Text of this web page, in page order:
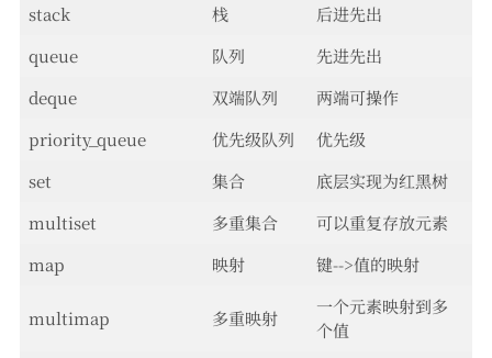
stack
栈
后进先出
queue
队列
先进先出
deque
双端队列
两端可操作
priority_queue
优先级队列
优先级
set
集合
底层实现为红黑树
multiset
多重集合
可以重复存放元素
map
映射 键-->值的映射
multimap 多重映射
一个元素映射到多
个值